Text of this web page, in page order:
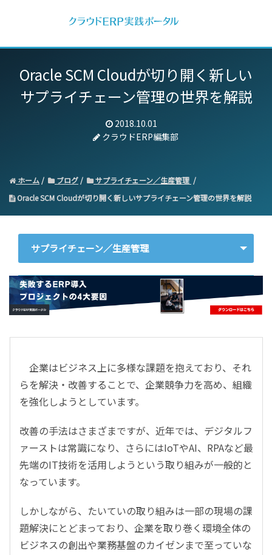
Oracle SCM Cloudが切り開く新しい
サプライチェーン管理の世界を解説
2018.10.01
クラウドERP編集部
ホーム ブログ
サプライチェーン／生産管理
Oracle SCM Cloudが切り開く新しいサプライチェーン管理の世界を解説
サプライチェーン／生産管理
ERP
会計
CRM／営業支援／Eコマース
DX（2025年の崖）／クラウドコンピューティング
データ分析／BI
ガバナンス／リスク管理
BPR／業務改善
企業はビジネス上に多様な課題を抱えており、それ
らを解決・改善することで、企業競争力を高め、組織
を強化しようとしています。
改善の手法はさまざまですが、近年では、デジタルフ
ァーストは常識になり、さらにはIoTやAI、RPAなど最
先端のIT技術を活用しようという取り組みが一般的と
なっています。
しかしながら、たいていの取り組みは一部の現場の課
題解決にとどまっており、企業を取り巻く環境全体の
ビジネスの創出や業務基盤のカイゼンまで至っていな